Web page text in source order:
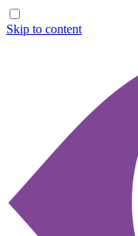
Skip to content